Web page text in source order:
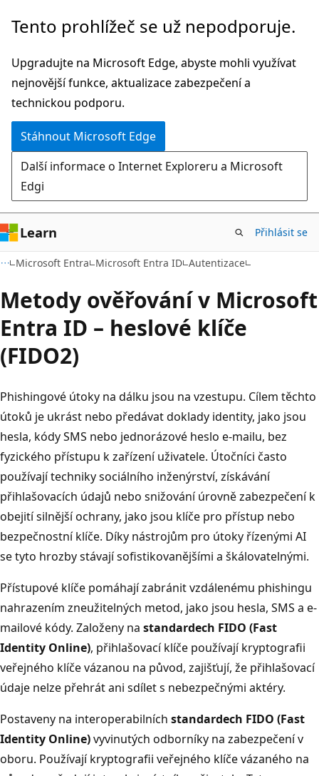
Přeskočit
hlavní
obsah
Tento prohlížeč se už nepodporuje.
Upgradujte na Microsoft Edge, abyste mohli využívat
nejnovější funkce, aktualizace zabezpečení a
technickou podporu.
Stáhnout Microsoft Edge
Další informace o Internet Exploreru a Microsoft
Edgi
Learn Přihlásit se
Microsoft Entra Microsoft Entra ID Autentizace
Metody ověřování v Microsoft
Entra ID – heslové klíče
(FIDO2)
Phishingové útoky na dálku jsou na vzestupu. Cílem těchto
útoků je ukrást nebo předávat doklady identity, jako jsou
hesla, kódy SMS nebo jednorázové heslo e-mailu, bez
fyzického přístupu k zařízení uživatele. Útočníci často
používají techniky sociálního inženýrství, získávání
přihlašovacích údajů nebo snižování úrovně zabezpečení k
obejití silnější ochrany, jako jsou klíče pro přístup nebo
bezpečnostní klíče. Díky nástrojům pro útoky řízenými AI
se tyto hrozby stávají sofistikovanějšími a škálovatelnými.
Přístupové klíče pomáhají zabránit vzdálenému phishingu
nahrazením zneužitelných metod, jako jsou hesla, SMS a e-
mailové kódy. Založeny na standardech FIDO (Fast
Identity Online), přihlašovací klíče používají kryptografii
veřejného klíče vázanou na původ, zajišťují, že přihlašovací
údaje nelze přehrát ani sdílet s nebezpečnými aktéry.
Postaveny na interoperabilních standardech FIDO (Fast
Identity Online)vyvinutých odborníky na zabezpečení v
oboru. Používají kryptografii veřejného klíče vázaného na